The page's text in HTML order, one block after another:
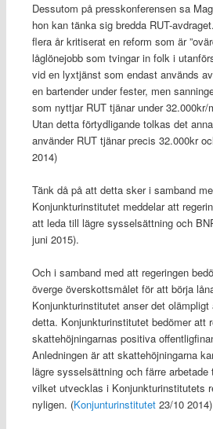
Dessutom på presskonferensen sa
hon kan tänka sig bredda RUT-
flera år kritiserat en reform som är
låglönejobb som tvingar in folk i
vid en lyxtjänst som endast används
en bartender under fester, men
som nyttjar RUT tjänar under 32.000kr/
Utan detta förtydligande tolkas det
använder RUT tjänar precis 32.000kr
2014)
Tänk då på att detta sker i samband
Konjunkturinstitutet meddelar att
att leda till lägre sysselsättning och
juni 2015).
Och i samband med att regeringen
överge överskottsmålet för att börja
Konjunkturinstitutet anser det olämpligt
detta. Konjunkturinstitutet bedömer att
skattehöjningarnas positiva
Anledningen är att skattehöjningarna
lägre sysselsättning och färre
vilket utvecklas i Konjunkturinstitutets
nyligen. (Konjunturinstitutet 23/10 2014)